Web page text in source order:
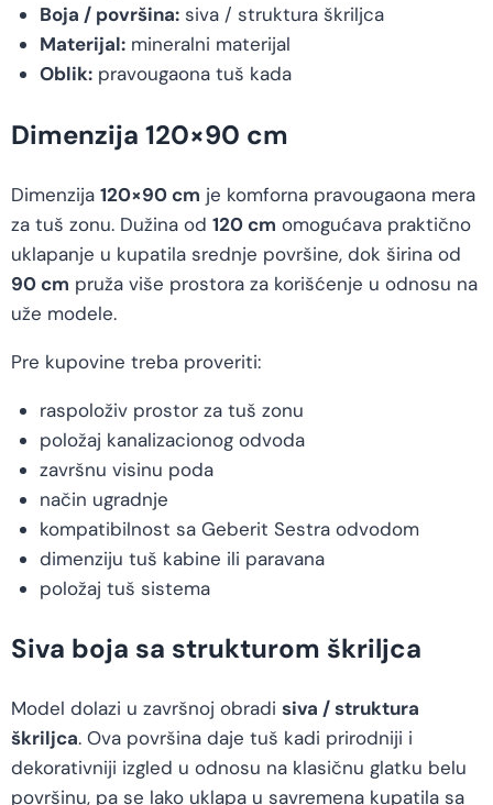
Boja / površina:siva / struktura škriljca
Materijal:mineralni materijal
Oblik:pravougaona tuš kada
Dimenzija 120×90 cm
Dimenzija 120×90 cm je komforna pravougaona mera
za tuš zonu. Dužina od 120 cm omogućava praktično
uklapanje u kupatila srednje površine, dok širina od
90 cm pruža više prostora za korišćenje u odnosu na
uže modele.
Pre kupovine treba proveriti:
raspoloživ prostor za tuš zonu
položaj kanalizacionog odvoda
završnu visinu poda
način ugradnje
kompatibilnost sa Geberit Sestra odvodom
dimenziju tuš kabine ili paravana
položaj tuš sistema
Siva boja sa strukturom škriljca
Model dolazi u završnoj obradi siva / struktura
škriljca. Ova površina daje tuš kadi prirodniji i
dekorativniji izgled u odnosu na klasičnu glatku belu
površinu, pa se lako uklapa u savremena kupatila sa